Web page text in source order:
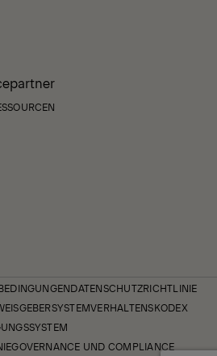
DATENSCHUTZRICHTLINIE
VERHALTENSKODEX
GOVERNANCE UND COMPLIANCE